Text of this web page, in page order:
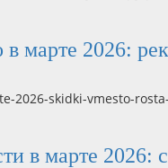
в марте 2026:
в марте 2026: